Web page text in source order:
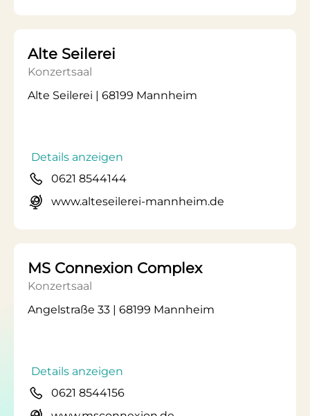
Alte Seilerei
Konzertsaal
Alte Seilerei | 68199 Mannheim
Details anzeigen
0621 8544144
www.alteseilerei-mannheim.de
MS Connexion Complex
Konzertsaal
Angelstraße 33 | 68199 Mannheim
Details anzeigen
0621 8544156